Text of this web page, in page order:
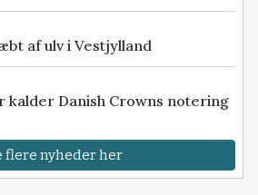
af ulv i Vestjylland
kalder Danish Crowns notering
flere nyheder her